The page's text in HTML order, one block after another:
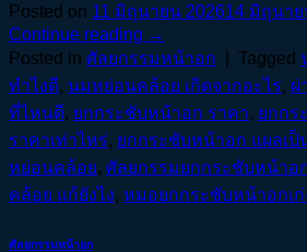
Posted on 11 มิถุนายน 202614 มิถุนา
Continue reading →
Posted in ศัลยกรรมหน้าอก Tagged
ทำไงดี, นมหย่อนคล้อย เกิดจากอะไร, ผ่
ที่ไหนดี, ยกกระชับหน้าอก ราคา, ยกกร
ราคาเท่าไหร่, ยกกระชับหน้าอก แผลเป็
หย่อนคล้อย, ศัลยกรรมยกกระชับหน้าอ
คล้อย แก้ยังไง, หมอยกกระชับหน้าอกเก่
ศัลยกรรมหน้าอก